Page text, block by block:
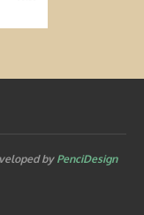
by PenciDesign